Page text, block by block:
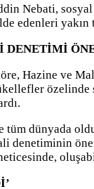
Nebati,
edenleri
Hazine ve
tüm dünyada
denetiminin